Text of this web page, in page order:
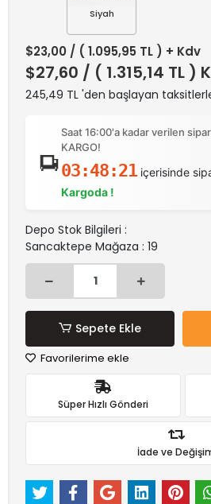
Siyah
$23,00 / ( 1.095,95 TL ) + Kdv
$27,60 / ( 1.315,14 TL )
245,49 TL 'den başlayan
Saat 16:00'a kadar verilen
KARGO!
03:48:21içerisinde
Kargoda !
Depo Stok Bilgileri :
Sancaktepe Mağaza : 19
Sepete Ekle
Favorilerime ekle
Süper Hızlı Gönderi
İade ve